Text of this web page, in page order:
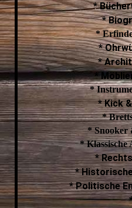
*
*
*
*
*
*
*
* Kick
*
*
* Klassische
*
*
* Politische